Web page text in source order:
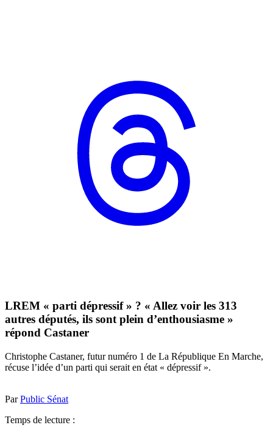
LREM « parti dépressif » ? « Allez voir les 313
autres députés, ils sont plein d’enthousiasme »
répond Castaner
Christophe Castaner, futur numéro 1 de La République En Marche,
récuse l’idée d’un parti qui serait en état « dépressif ».
ParPublic Sénat
Temps de lecture :